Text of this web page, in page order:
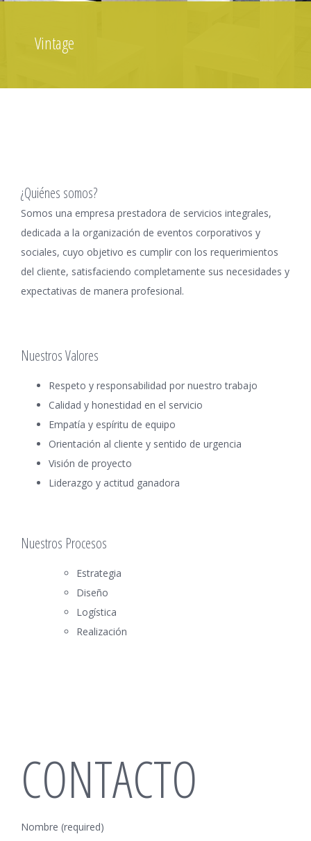
Vintage
¿Quiénes somos?
Somos una empresa prestadora de servicios integrales,
dedicada a la organización de eventos corporativos y
sociales, cuyo objetivo es cumplir con los requerimientos
del cliente, satisfaciendo completamente sus necesidades y
expectativas de manera profesional.
Nuestros Valores
Respeto y responsabilidad por nuestro trabajo
Calidad y honestidad en el servicio
Empatía y espíritu de equipo
Orientación al cliente y sentido de urgencia
Visión de proyecto
Liderazgo y actitud ganadora
Nuestros Procesos
Estrategia
Diseño
Logística
Realización
CONTACTO
Nombre (required)